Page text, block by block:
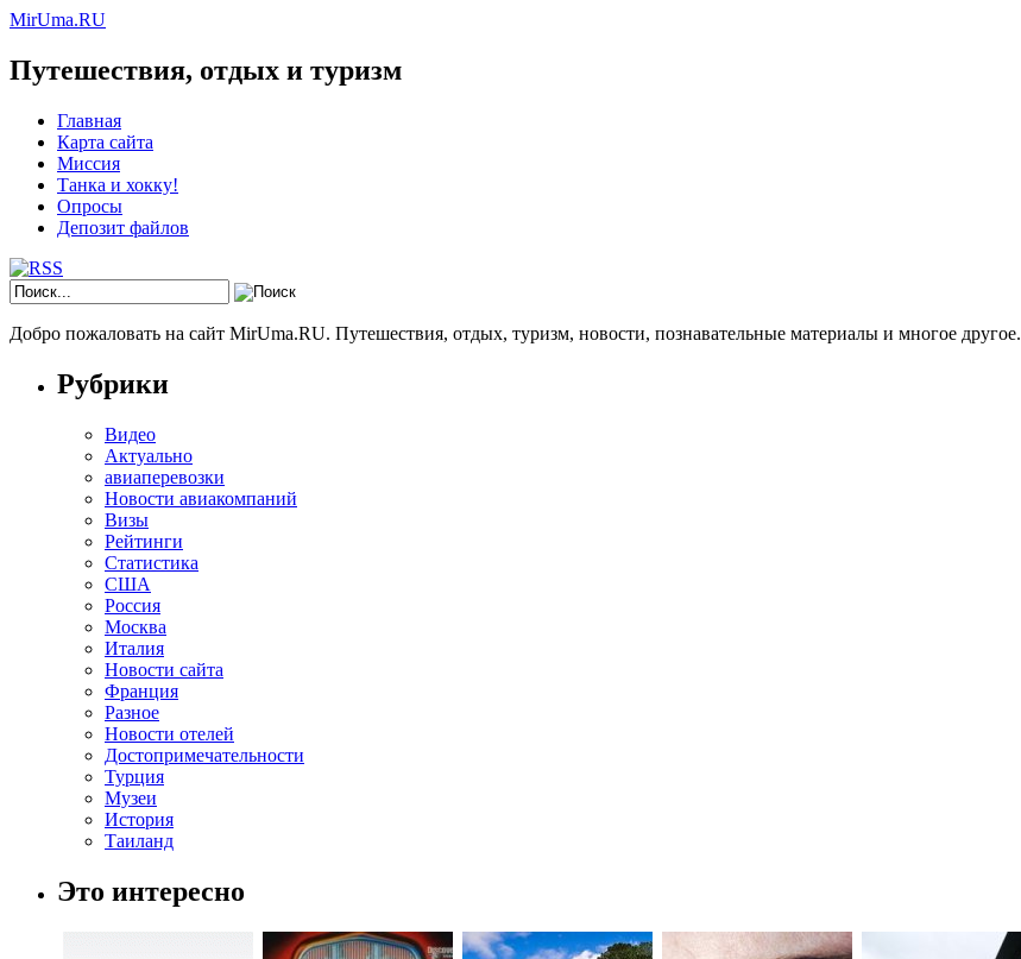
MirUma.RU
Путешествия, отдых и туризм
Главная
Карта сайта
Миссия
Танка и хокку!
Опросы
Депозит файлов
Добро пожаловать на сайт MirUma.RU. Путешествия, отдых, туризм, новости, познавательные материалы и многое другое.
Рубрики
Видео
Актуально
авиаперевозки
Новости авиакомпаний
Визы
Рейтинги
Статистика
США
Россия
Москва
Италия
Новости сайта
Франция
Разное
Новости отелей
Достопримечательности
Турция
Музеи
История
Таиланд
Это интересно